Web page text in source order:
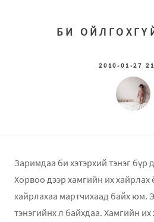
БИ
2010-01-27
Заримдаа би хэтэрхий тэнэг бүр
Хорвоо дээр хамгийн их хайрлах
хайрлахаа мартчихаад байх юм.
тэнэгийнх л байхдаа. Хамгийн их